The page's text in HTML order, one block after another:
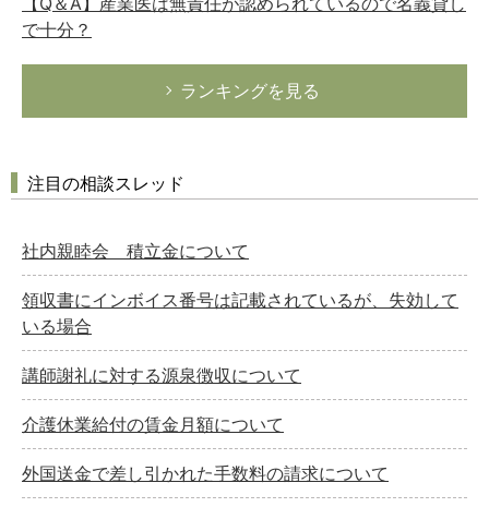
で十分？
ランキングを見る
注目の相談スレッド
社内親睦会 積立金について
領収書にインボイス番号は記載されているが、失効して
いる場合
講師謝礼に対する源泉徴収について
介護休業給付の賃金月額について
外国送金で差し引かれた手数料の請求について